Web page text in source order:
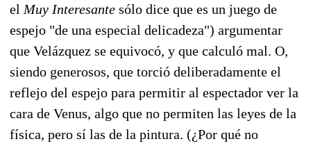
el Muy Interesante sólo dice que es un juego de
espejo "de una especial delicadeza") argumentar
que Velázquez se equivocó, y que calculó mal. O,
siendo generosos, que torció deliberadamente el
reflejo del espejo para permitir al espectador ver la
cara de Venus, algo que no permiten las leyes de la
física, pero sí las de la pintura. (¿Por qué no